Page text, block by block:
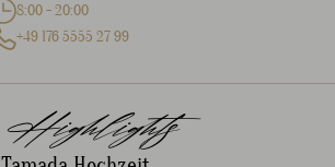
8:00 - 20:00
+49 176 5555 27 99
Highlights